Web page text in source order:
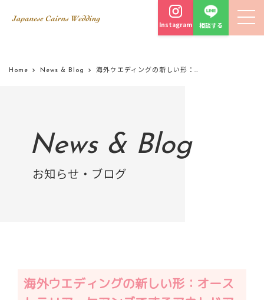
Instagram 相談する
Home News & Blog 海外ウエディングの新しい形：オーストラリア、ケアンズでするアウトドアウエディング、キャンプウエディングの良さ、3つの魅力
News & Blog
お知らせ・ブログ
海外ウエディングの新しい形：オース